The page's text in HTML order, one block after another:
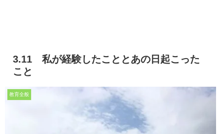
3.11 私が経験したこととあの日起こった
こと
教育全般